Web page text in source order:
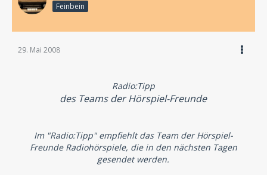
Feinbein
29. Mai 2008
Radio:Tipp
des Teams der Hörspiel-Freunde
Im "Radio:Tipp" empfiehlt das Team der Hörspiel-
Freunde Radiohörspiele, die in den nächsten Tagen
gesendet werden.